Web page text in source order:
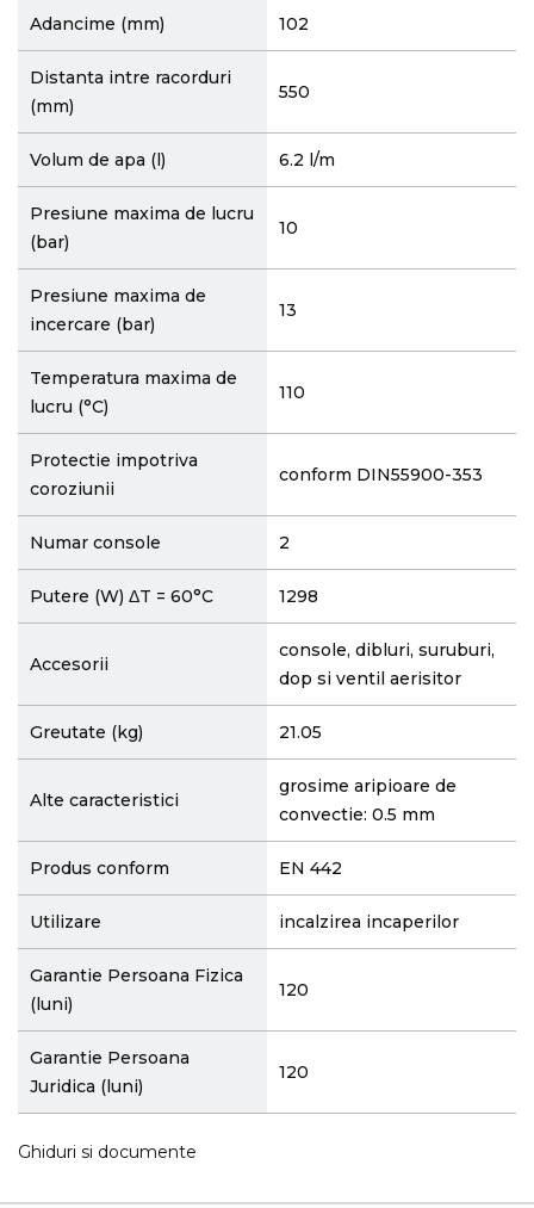
Adancime (mm) 102
Distanta intre racorduri
(mm)
550
Volum de apa (l) 6.2 l/m
Presiune maxima de lucru
(bar)
10
Presiune maxima de
incercare (bar)
13
Temperatura maxima de
lucru (°C)
110
Protectie impotriva
coroziunii
conform DIN55900-353
Numar console 2
Putere (W) ΔT = 60°C 1298
Accesorii
console, dibluri, suruburi,
dop si ventil aerisitor
Greutate (kg) 21.05
Alte caracteristici
grosime aripioare de
convectie: 0.5 mm
Produs conform EN 442
Utilizare incalzirea incaperilor
Garantie Persoana Fizica
(luni)
120
Garantie Persoana
Juridica (luni)
120
Ghiduri si documente